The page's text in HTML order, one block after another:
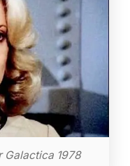
Galactica 1978